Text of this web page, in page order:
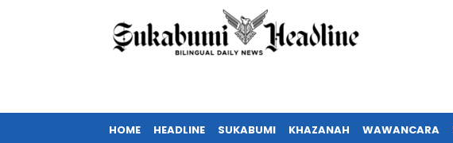
HOME HEADLINE SUKABUMI KHAZANAH WAWANCARA